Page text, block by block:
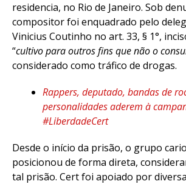
residencia, no Rio de Janeiro. Sob
compositor foi enquadrado pelo
Vinicius Coutinho no art. 33, § 1°,
“cultivo para outros fins que não o
considerado como tráfico de drogas.
Rappers, deputado, bandas de
personalidades aderem à
#LiberdadeCert
Desde o início da prisão, o grupo
posicionou de forma direta,
tal prisão. Cert foi apoiado por